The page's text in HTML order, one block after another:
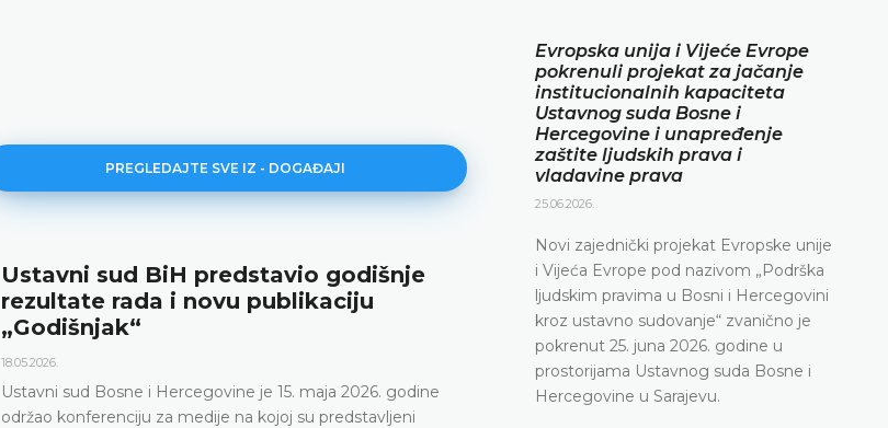
PREGLEDAJTE SVE IZ - DOGAĐAJI
Ustavni sud BiH predstavio godišnje
rezultate rada i novu publikaciju
„Godišnjak“
18.05.2026.
Ustavni sud Bosne i Hercegovine je 15. maja 2026. godine
održao konferenciju za medije na kojoj su predstavljeni
Najava konferencije za medije
12.05.2026.
Ustavni sud Bosne i Hercegovine obavještava
maja 2026. godine u terminu od 10.00 do 11.30
konferenciju za medije
Evropska unija i Vijeće Evrope
pokrenuli projekat za jačanje
institucionalnih kapaciteta
Ustavnog suda Bosne i
Hercegovine i unapređenje
zaštite ljudskih prava i
vladavine prava
25.06.2026.
Novi zajednički projekat Evropske unije
i Vijeća Evrope pod nazivom „Podrška
ljudskim pravima u Bosni i Hercegovini
kroz ustavno sudovanje“ zvanično je
pokrenut 25. juna 2026. godine u
prostorijama Ustavnog suda Bosne i
Hercegovine u Sarajevu.